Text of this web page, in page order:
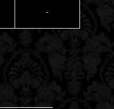
-